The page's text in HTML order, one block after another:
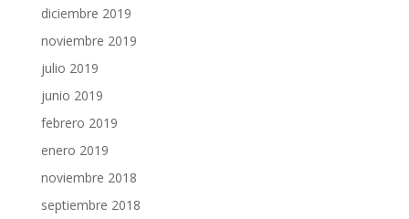
diciembre 2019
noviembre 2019
julio 2019
junio 2019
febrero 2019
enero 2019
noviembre 2018
septiembre 2018